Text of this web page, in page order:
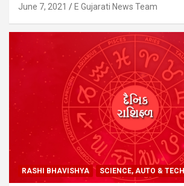
June 7, 2021 E Gujarati News Team
RASHI BHAVISHYA SCIENCE, AUTO & TECH